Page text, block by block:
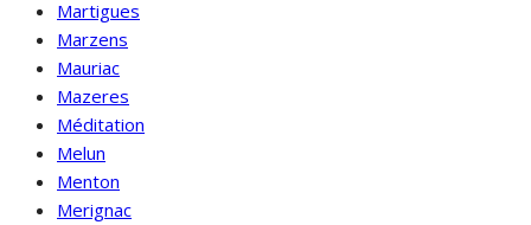
Martigues
Marzens
Mauriac
Mazeres
Méditation
Melun
Menton
Merignac